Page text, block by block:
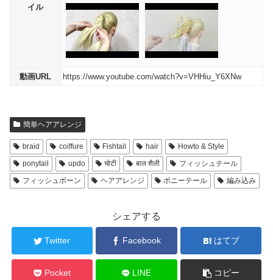
イル
動画URL https://www.youtube.com/watch?v=VHHiu_Y6XNw
簡単ヘアアレンジ
braid coiffure Fishtail hair
Howto & Style
ponytail
updo चोटी बाल शैली
フィッシュテール
フィッシュボーン
ヘアアレンジ ポニーテール 編み込み
シェアする
Twitter Facebook はてブ
Pocket LINE コピー